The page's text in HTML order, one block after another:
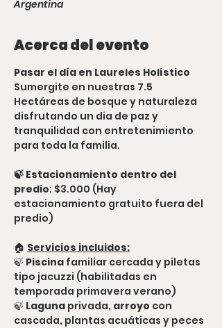
Argentina
Acerca del evento
Pasar el día en Laureles Holístico
Sumergite en nuestras 7.5
Hectáreas de bosque y naturaleza
disfrutando un dia de paz y
tranquilidad con entretenimiento
para toda la familia.
🍃 Estacionamiento dentro del
predio: $3.000 (Hay
estacionamiento gratuito fuera del
predio)
🏠 Servicios incluidos:
🍃 Piscina familiar cercada y piletas
tipo jacuzzi (habilitadas en
temporada primavera verano)
🍃 Laguna privada, arroyo con
cascada, plantas acuáticas y peces